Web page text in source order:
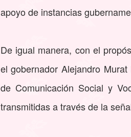
apoyo de instancias
De igual manera, con el
el gobernador Alejandro
de Comunicación Social y
transmitidas a través de la